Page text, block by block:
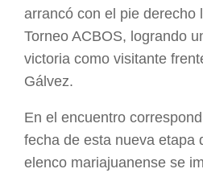
arrancó con el pie derecho
Torneo ACBOS, logrando
victoria como visitante
Gálvez.
En el encuentro
fecha de esta nueva etapa
elenco mariajuanense se